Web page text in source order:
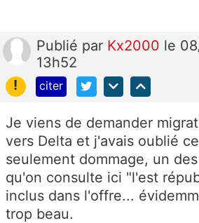
Publié par Kx2000 le
13h52
!
citer
Je viens de demander
vers Delta et j'avais oublié
seulement dommage, un
qu'on consulte ici "l'est
inclus dans l'offre...
trop beau.